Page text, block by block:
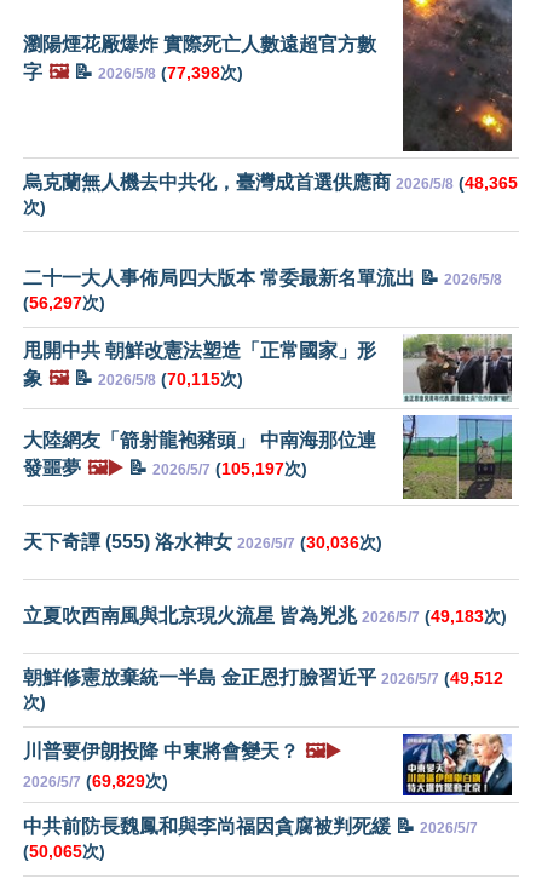
瀏陽煙花厰爆炸 實際死亡人數遠超官方數
字 🖼️📝 2026/5/8 (77,398次)
烏克蘭無人機去中共化，臺灣成首選供應商 2026/5/8 (48,365
次)
二十一大人事佈局四大版本 常委最新名單流出 📝 2026/5/8
(56,297次)
甩開中共 朝鮮改憲法塑造「正常國家」形
象 🖼️📝 2026/5/8 (70,115次)
大陸網友「箭射龍袍豬頭」 中南海那位連
發噩夢 🖼️▶️ 📝 2026/5/7 (105,197次)
天下奇譚 (555) 洛水神女 2026/5/7 (30,036次)
立夏吹西南風與北京現火流星 皆為兇兆 2026/5/7 (49,183次)
朝鮮修憲放棄統一半島 金正恩打臉習近平 2026/5/7 (49,512
次)
川普要伊朗投降 中東將會變天？ 🖼️▶️
2026/5/7 (69,829次)
中共前防長魏鳳和與李尚福因貪腐被判死緩 📝 2026/5/7
(50,065次)